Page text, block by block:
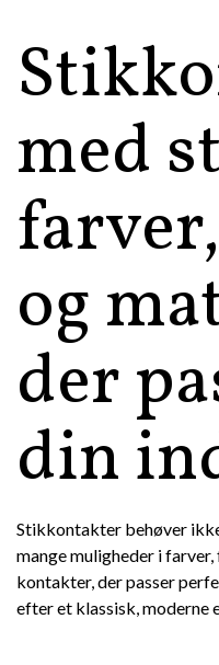
med
og
der
din
Stikkontakter behøver
mange muligheder i
kontakter, der passer
efter et klassisk, moderne